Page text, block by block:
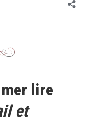
lire
et